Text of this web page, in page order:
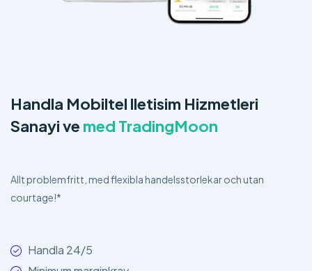
Handla Mobiltel lletisim Hizmetleri
Sanayi ve med TradingMoon
Allt problemfritt, med flexibla handelsstorlekar och utan
courtage!*
Handla 24/5